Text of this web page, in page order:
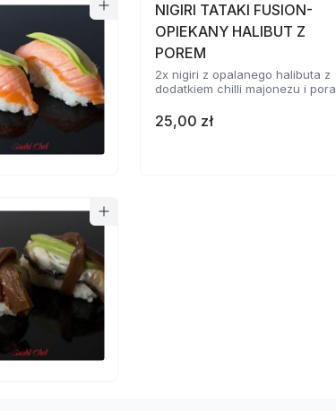
NIGIRI TATAKI FUSION-
OPIEKANY HALIBUT Z
POREM
2x nigiri z opalanego halibuta z
dodatkiem chilli majonezu i pora
25,00 zł